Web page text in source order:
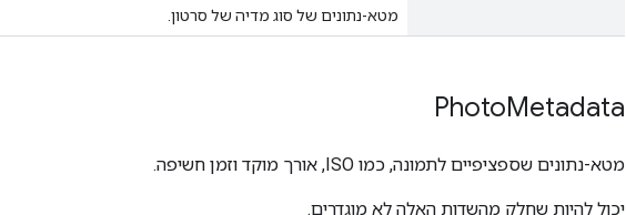
מטא-נתונים של סוג מדיה של סרטון.
PhotoMetadata
מטא-נתונים שספציפיים לתמונה, כמו ISO, אורך מוקד וזמן חשיפה.
יכול להיות שחלק מהשדות האלה לא מוגדרים.